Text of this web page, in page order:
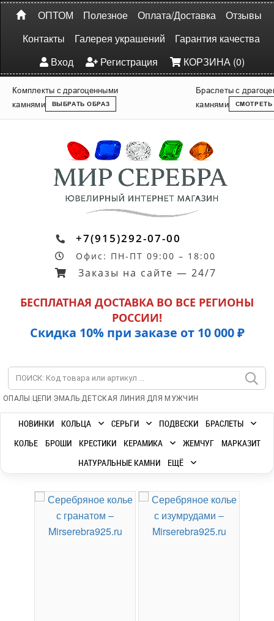
ОПТОМ Полезное Оплата/Доставка
Отзывы
Контакты
Галерея украшений
Гарантия качества
Вход
Регистрация КОРЗИНА (0)
Комплекты с драгоценными
камнями
ВЫБРАТЬ ОБРАЗ
Браслеты с
камнями
СМОТРЕТЬ
+7(915)292-07-00
Офис: ПН-ПТ 09:00 – 18:00
Заказы на сайте — 24/7
БЕСПЛАТНАЯ ДОСТАВКА ВО ВСЕ РЕГИОНЫ
РОССИИ!
Скидка 10% при заказе от 10 000 ₽
ОПАЛЫ | ЦЕПИ |ЭМАЛЬ|ДЕТСКАЯ ЛИНИЯ |ДЛЯ МУЖЧИН
НОВИНКИ КОЛЬЦА СЕРЬГИ ПОДВЕСКИ
БРАСЛЕТЫ
КОЛЬЕ
БРОШИ КРЕСТИКИ КЕРАМИКА ЖЕМЧУГ
МАРКАЗИТ
НАТУРАЛЬНЫЕ КАМНИ
ЕЩЁ